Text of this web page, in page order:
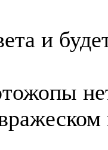
и